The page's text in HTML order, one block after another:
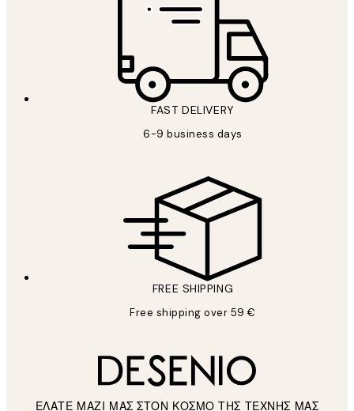
FAST DELIVERY
6-9 business days
FREE SHIPPING
Free shipping over 59 €
ΕΛΑΤΕ ΜΑΖΙ ΜΑΣ ΣΤΟΝ ΚΟΣΜΟ ΤΗΣ ΤΕΧΝΗΣ ΜΑΣ